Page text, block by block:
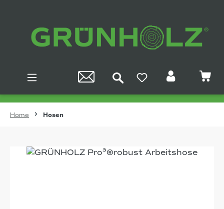
Home Hosen
Bildergalerie überspringen